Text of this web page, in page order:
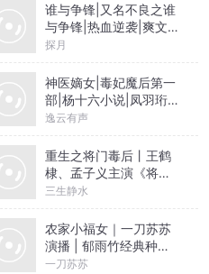
谁与争锋|又名不良之谁
与争锋|热血逆袭|爽文爆
笑|会员免费
探月
神医嫡女|毒妃魔后第一
部|杨十六小说|凤羽珩玄
天冥
逸云有声
重生之将门毒后丨王鹤
棣、孟子义主演《将门
独后》原著丨千山茶客
剧场】
三生静水
农家小福女｜一刀苏苏
演播 | 郁雨竹经典种田
文｜VIP免费多人有声剧
一刀苏苏